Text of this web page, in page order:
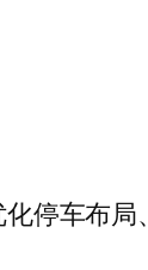
停车布